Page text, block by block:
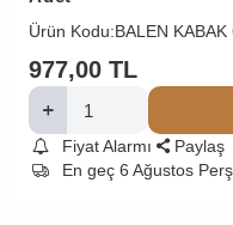
Ürün Kodu:BALEN
977,00 TL
Fiyat Alarmı
Paylaş
En geç 6 Ağustos